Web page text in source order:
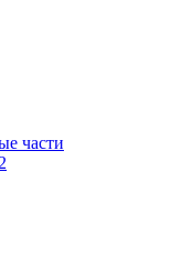
части